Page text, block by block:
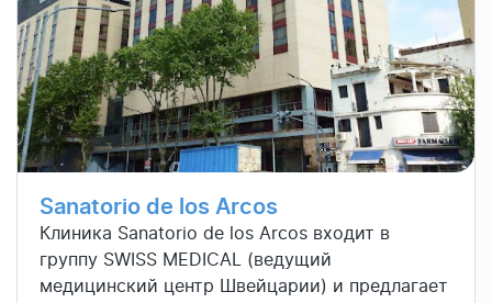
Sanatorio de los Arcos
Клиника Sanatorio de los Arcos входит в
группу SWISS MEDICAL (ведущий
медицинский центр Швейцарии) и предлагает